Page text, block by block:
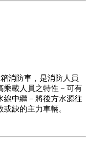
消防車，是消防人員
乘載人員之特性－可有
線中繼－將後方水源往
缺的主力車輛。